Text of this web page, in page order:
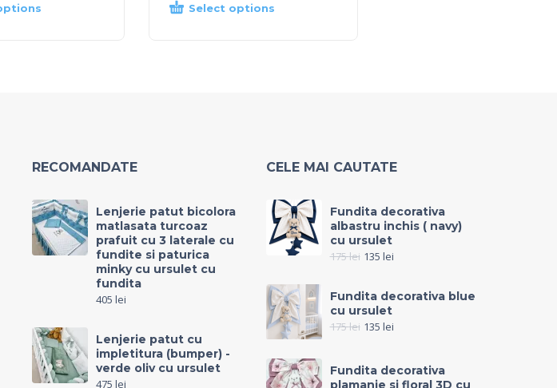
Select options
RECOMANDATE
Lenjerie patut bicolora
matlasata turcoaz
prafuit cu 3 laterale cu
fundite si paturica
minky cu ursulet cu
fundita
405 lei
Lenjerie patut cu
impletitura (bumper) -
verde oliv cu ursulet
475 lei
CELE MAI CAUTATE
Fundita decorativa
albastru inchis ( navy)
cu ursulet
175lei 135 lei
Fundita decorativa blue
cu ursulet
175lei 135 lei
Fundita decorativa
plamanie si floral 3D cu